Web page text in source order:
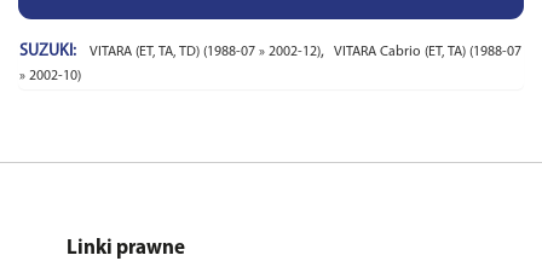
SUZUKI: VITARA (ET, TA, TD) (1988-07 » 2002-12),
VITARA Cabrio (ET, TA) (1988-07
» 2002-10)
Linki prawne